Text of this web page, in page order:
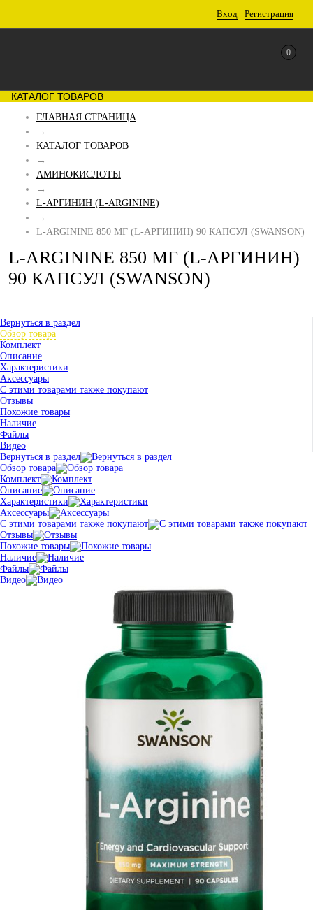
Вход Регистрация
0
КАТАЛОГ ТОВАРОВ
ГЛАВНАЯ СТРАНИЦА
→
КАТАЛОГ ТОВАРОВ
→
АМИНОКИСЛОТЫ
→
L-АРГИНИН (L-ARGININE)
→
L-ARGININE 850 МГ (L-АРГИНИН) 90 КАПСУЛ (SWANSON)
L-ARGININE 850 МГ (L-АРГИНИН)
90 КАПСУЛ (SWANSON)
Вернуться в раздел
Обзор товара
Комплект
Описание
Характеристики
Аксессуары
С этими товарами также покупают
Отзывы
Похожие товары
Наличие
Файлы
Видео
Вернуться в раздел
Обзор товара
Комплект
Описание
Характеристики
Аксессуары
С этими товарами также покупают
Отзывы
Похожие товары
Наличие
Файлы
Видео